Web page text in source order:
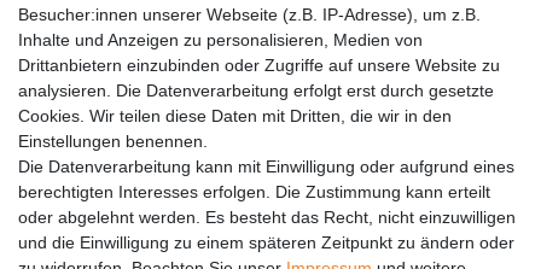
Barrierefreiheit
Anleitungen
Vertrag widerrufen
PARTNER
DHL
GLS
Besucher:innen unserer Webseite (z.B. IP-Adresse), um z.B.
Inhalte und Anzeigen zu personalisieren, Medien von
Drittanbietern einzubinden oder Zugriffe auf unsere Website zu
analysieren. Die Datenverarbeitung erfolgt erst durch gesetzte
Cookies. Wir teilen diese Daten mit Dritten, die wir in den
Einstellungen benennen.
Die Datenverarbeitung kann mit Einwilligung oder aufgrund eines
berechtigten Interesses erfolgen. Die Zustimmung kann erteilt
oder abgelehnt werden. Es besteht das Recht, nicht einzuwilligen
und die Einwilligung zu einem späteren Zeitpunkt zu ändern oder